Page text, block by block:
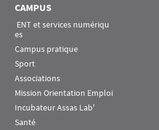
CAMPUS
es
Campus pratique
Sport
Associations
Mission Orientation Emploi
Incubateur Assas Lab'
Santé